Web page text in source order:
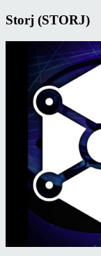
Storj (STORJ)